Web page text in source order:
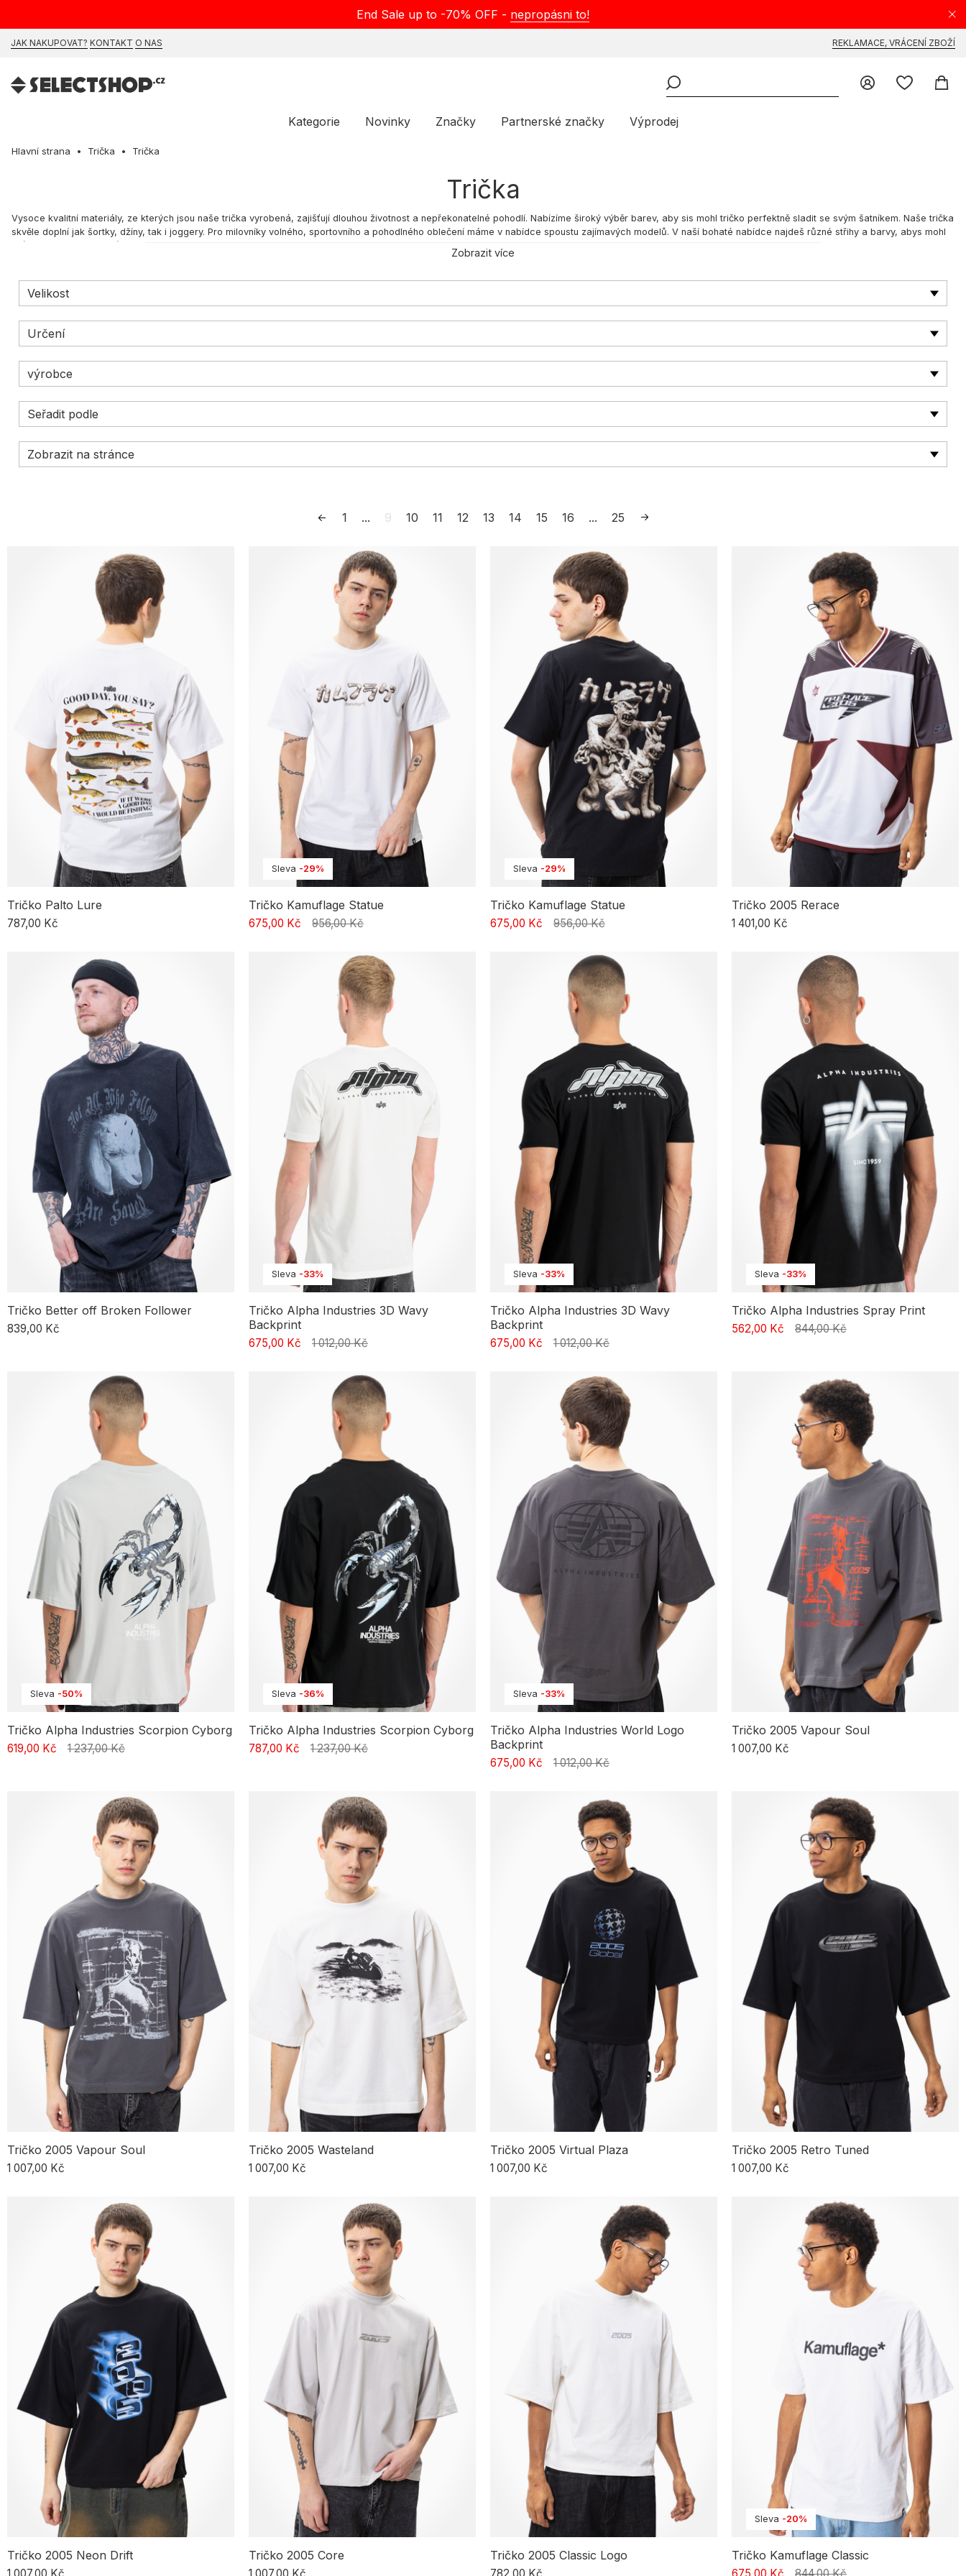
End Sale up to -70% OFF - nepropásni to!
JAK NAKUPOVAT? KONTAKT O NAS REKLAMACE, VRÁCENÍ ZBOŽÍ
Kategorie Novinky Značky Partnerské značky Výprodej
Hlavní strana Trička Trička
Trička
Vysoce kvalitní materiály, ze kterých jsou naše trička vyrobená, zajišťují dlouhou životnost a nepřekonatelné pohodlí. Nabízíme široký výběr barev, aby sis mohl tričko perfektně sladit se svým šatníkem. Naše trička
skvěle doplní jak šortky, džíny, tak i joggery. Pro milovníky volného, sportovního a pohodlného oblečení máme v nabídce spoustu zajímavých modelů. V naší bohaté nabídce najdeš různé střihy a barvy, abys mohl
Trička s potisky spojenými se skateboardingem jsou ideální volbou pro fanoušky tohoto stylu. Na trhu najdeš spoustu značek jako Nike SB nebo Thrasher, které nabízejí širokou škálu triček navržených přímo pro
skatery. Stejně jako styl jízdy na prkně je různorodý, tak i trička – můžeš vybírat z různých střihů, velikostí, materiálů a vzorů, aby ti seděly přesně podle tvého stylu. Pánská oversize trička, slim fit nebo něco mezi –
volba je na tobě. Streetwear tričko na tebe čeká v našem obchodě! V nabídce najdeš tričko Nike, pánská trička i dámská trička, která kombinují sportovní charakter s moderní elegancí. Značky jakoCarhartt WIP,
Chaos,Dickies,Dissaray,DMGG,Hills,New Era, Nike,Premiere,Relab,RipNDip,The North Face,VansaWasted Parisdodávají produkty, které jsou symbolem kvality a inovace. Každé tričko je pečlivě
zpracováno s ohledem na pohodlí a super vzhled. Tyto produkty skvěle zapadnou do letní atmosféry – vzdušné látky a propracované detaily.
Zobrazit více
Velikost
Určení
výrobce
Seřadit podle
Zobrazit na stránce
1 ... 9 10 11 12 13 14 15 16 ... 25
Tričko Palto Lure
787,00 Kč
Sleva -29%
Tričko Kamuflage Statue
675,00 Kč 956,00 Kč
Sleva -29%
Tričko Kamuflage Statue
675,00 Kč 956,00 Kč
Tričko 2005 Rerace
1 401,00 Kč
Tričko Better off Broken Follower
839,00 Kč
Sleva -33%
Tričko Alpha Industries 3D Wavy
Backprint
675,00 Kč 1 012,00 Kč
Sleva -33%
Tričko Alpha Industries 3D Wavy
Backprint
675,00 Kč 1 012,00 Kč
Sleva -33%
Tričko Alpha Industries Spray Print
562,00 Kč 844,00 Kč
Sleva -50%
Tričko Alpha Industries Scorpion Cyborg
619,00 Kč 1 237,00 Kč
Sleva -36%
Tričko Alpha Industries Scorpion Cyborg
787,00 Kč 1 237,00 Kč
Sleva -33%
Tričko Alpha Industries World Logo
Backprint
675,00 Kč 1 012,00 Kč
Tričko 2005 Vapour Soul
1 007,00 Kč
Tričko 2005 Vapour Soul
1 007,00 Kč
Tričko 2005 Wasteland
1 007,00 Kč
Tričko 2005 Virtual Plaza
1 007,00 Kč
Tričko 2005 Retro Tuned
1 007,00 Kč
Tričko 2005 Neon Drift Tričko 2005 Core Tričko 2005 Classic Logo
Sleva -20%
Tričko Kamuflage Classic